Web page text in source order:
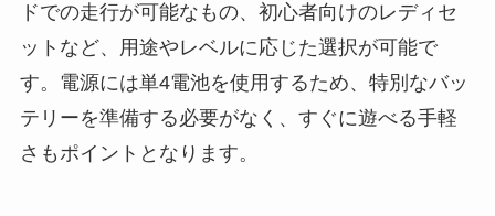
ドでの走行が可能なもの、初心者向けのレディセ
ットなど、用途やレベルに応じた選択が可能で
す。電源には単4電池を使用するため、特別なバッ
テリーを準備する必要がなく、すぐに遊べる手軽
さもポイントとなります。